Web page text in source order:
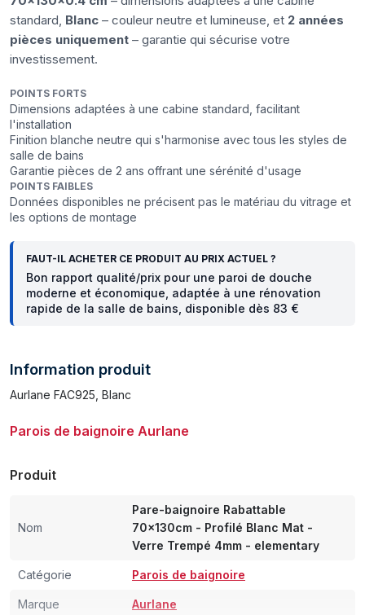
standard, Blanc – couleur neutre et lumineuse, et 2 années
pièces uniquement – garantie qui sécurise votre
investissement.
POINTS FORTS
Dimensions adaptées à une cabine standard, facilitant
l'installation
Finition blanche neutre qui s'harmonise avec tous les styles de
salle de bains
Garantie pièces de 2 ans offrant une sérénité d'usage
POINTS FAIBLES
Données disponibles ne précisent pas le matériau du vitrage et
les options de montage
FAUT-IL ACHETER CE PRODUIT AU PRIX ACTUEL ?
Bon rapport qualité/prix pour une paroi de douche
moderne et économique, adaptée à une rénovation
rapide de la salle de bains, disponible dès 83 €
Information produit
Aurlane FAC925, Blanc
Parois de baignoire Aurlane
Produit
Nom
Pare-baignoire Rabattable
70x130cm - Profilé Blanc Mat -
Verre Trempé 4mm - elementary
Catégorie Parois de baignoire
Marque Aurlane